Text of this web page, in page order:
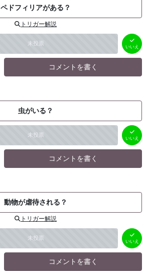
ペドフィリアがある？
トリガー解説
未投票
いいえ
（ 0件）
いいえ
コメントを書く
虫がいる？
未投票
いいえ
（ 0件）
いいえ
コメントを書く
動物が虐待される？
トリガー解説
未投票
いいえ
（ 0件）
いいえ
コメントを書く